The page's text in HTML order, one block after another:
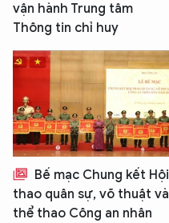
vận hành Trung tâm
Thông tin chỉ huy
Bế mạc Chung kết Hội
thao quân sự, võ thuật và
thể thao Công an nhân